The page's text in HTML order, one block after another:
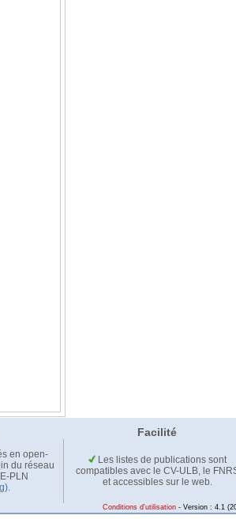
Facilité
en open-
du réseau
PLN
.
Les listes de publications sont
compatibles avec le CV-ULB, le
et accessibles sur le web.
Conditions d'utilisation - Version : 4.1